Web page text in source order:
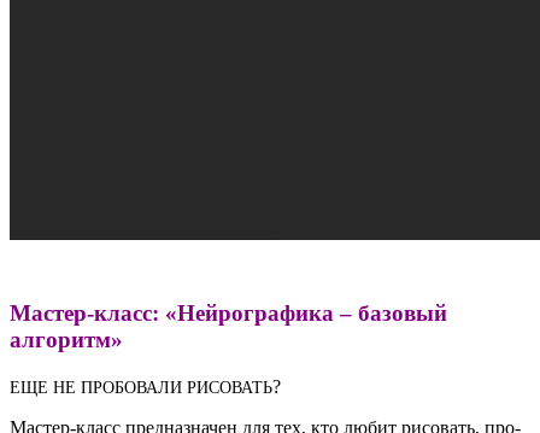
Мастер-класс: «Нейрографика – базовый
алгоритм»
ЕЩЕ НЕ ПРО­БО­ВА­ЛИ РИСОВАТЬ?
Мастер-класс пред­на­зна­чен для тех, кто любит рисо­вать, про­